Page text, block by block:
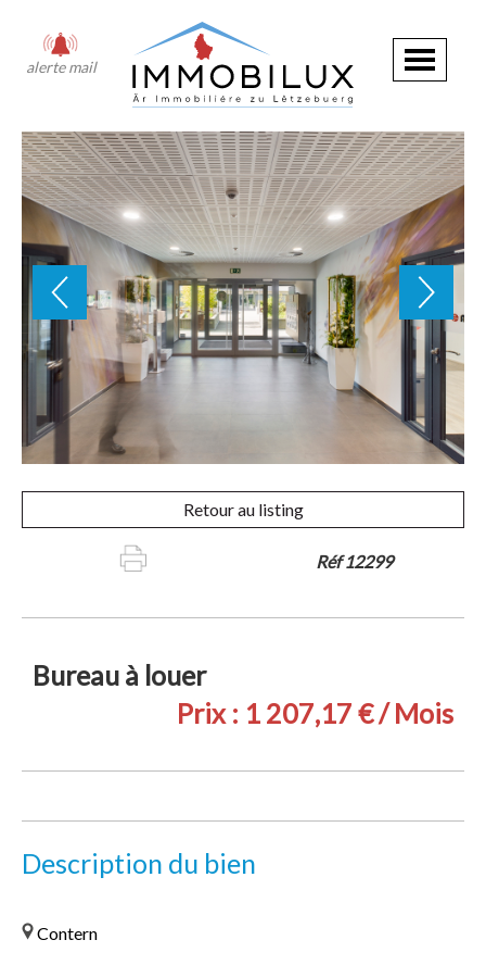
alerte mail
Retour au listing
Réf 12299
Bureau à louer
Prix : 1 207,17 € / Mois
Description du bien
Contern